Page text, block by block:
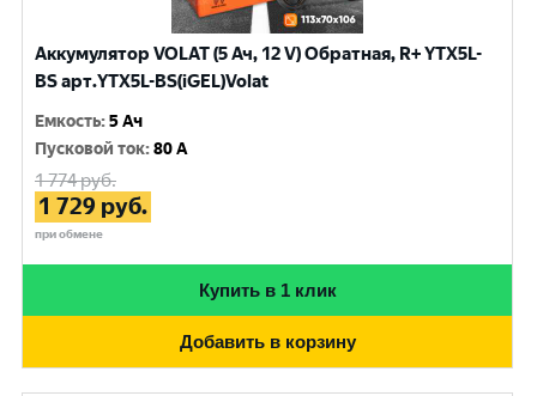
Аккумулятор VOLAT (5 Ач, 12 V) Обратная, R+ YTX5L-
BS арт.YTX5L-BS(iGEL)Volat
Емкость:5 Ач
Пусковой ток:80 A
1 774руб.
1 729 руб.
при обмене
Купить в 1 клик
Добавить в корзину